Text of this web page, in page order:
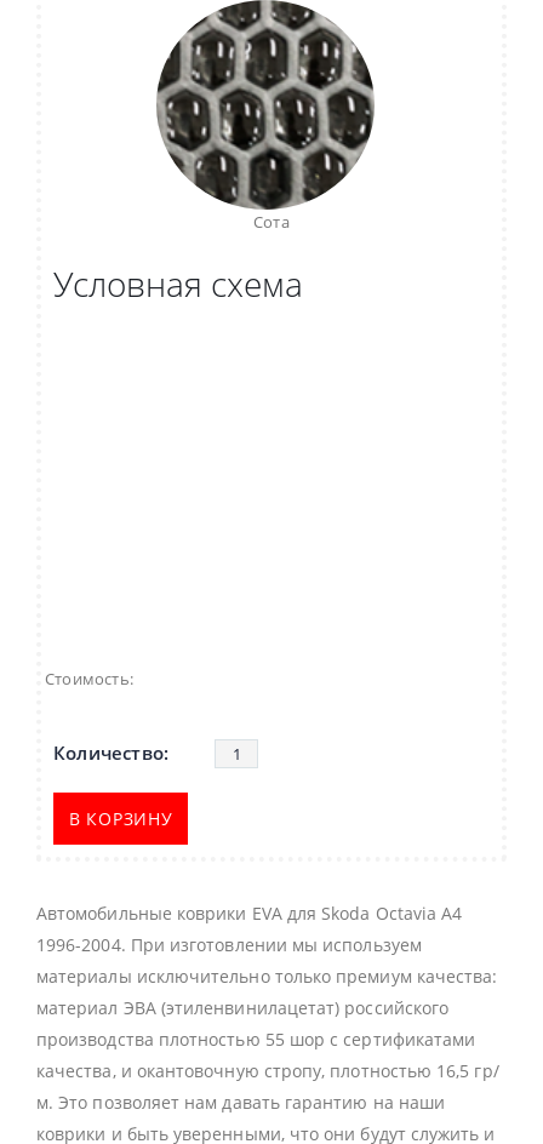
Сота
Условная схема
Стоимость:
В КОРЗИНУ
Автомобильные коврики EVA для Skoda Octavia А4
1996-2004. При изготовлении мы используем
материалы исключительно только премиум качества:
материал ЭВА (этиленвинилацетат) российского
производства плотностью 55 шор с сертификатами
качества, и окантовочную стропу, плотностью 16,5 гр/
м. Это позволяет нам давать гарантию на наши
коврики и быть уверенными, что они будут служить и